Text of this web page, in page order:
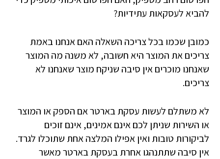
להביא לעסקאות עתידיות?
כמובן שכמו בכל צריכה השאלה האם אנחנו באמת
צריכים את המוצר היא חשובה, לא משנה מה המוצר
שאנחנו מוכרים אין סיבה שניקח מוצר שאנחנו לא
צריכים.
לא משתלם לעשות עסקת בארטר אם הספק או המוצר
או השירות שניתן לכם אינם אמינים, אינם זוכים
לביקורות טובות ואין אפילו המלצה אחת שתוכלו לגרד.
אין סיבה שתתנהגו אחרת בעסקת בארטר מאשר